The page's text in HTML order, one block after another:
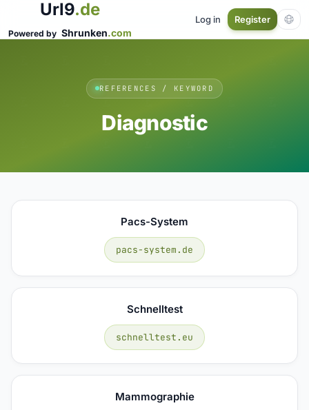
Url9.de
Powered by Shrunken.com
Log in Register
REFERENCES / KEYWORD
Diagnostic
Pacs-System
pacs-system.de
Schnelltest
schnelltest.eu
Mammographie